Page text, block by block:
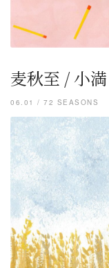
麦秋至 / 小満
06.01 / 72 SEASONS